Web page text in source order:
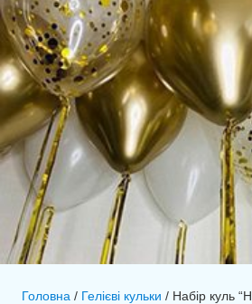
Головна / Гелієві кульки / Набір куль